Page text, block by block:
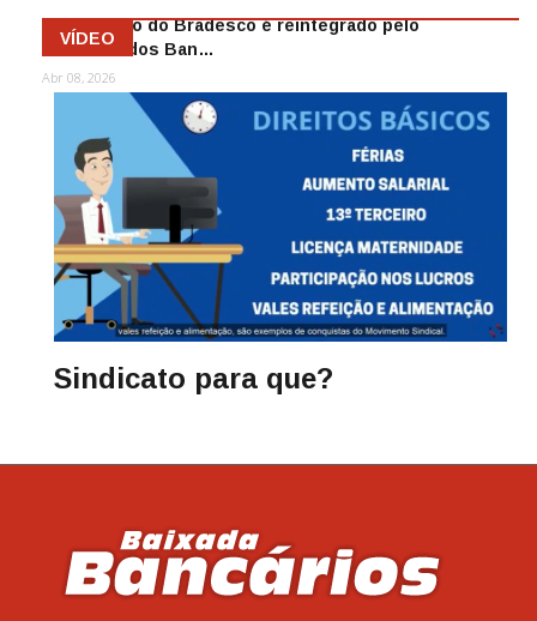
Funcionário do Bradesco é reintegrado pelo
Sindicato dos Ban…
Abr 08, 2026
VÍDEO
Sindicato para que?